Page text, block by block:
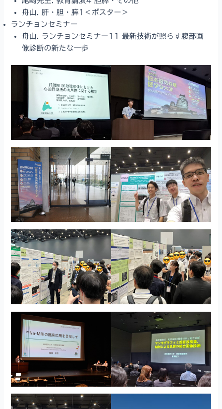
舟山. 肝・胆・膵1＜ポスター＞
ランチョンセミナー
舟山. ランチョンセミナー11 最新技術が照らす腹部画
像診断の新たな一歩